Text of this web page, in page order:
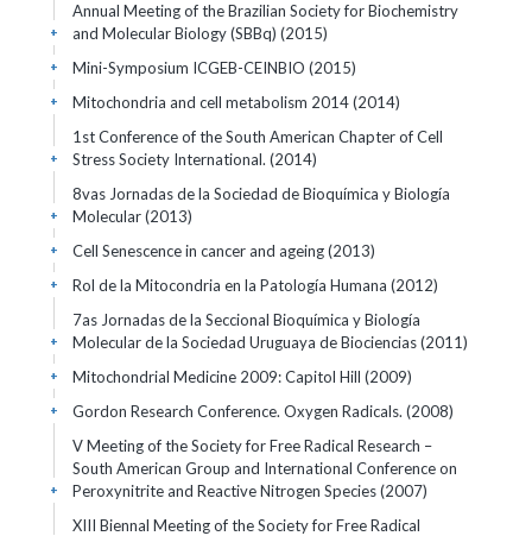
Annual Meeting of the Brazilian Society for Biochemistry
and Molecular Biology (SBBq) (2015)
+
Mini-Symposium ICGEB-CEINBIO (2015)
+
Mitochondria and cell metabolism 2014(2014)
+
1st Conference of the South American Chapter of Cell
Stress Society International. (2014)
+
8vas Jornadas de la Sociedad de Bioquímica y Biología
Molecular(2013)
+
Cell Senescence in cancer and ageing(2013)
+
Rol de la Mitocondria en la Patología Humana (2012)
+
7as Jornadas de la Seccional Bioquímica y Biología
Molecular de la Sociedad Uruguaya de Biociencias(2011)
+
Mitochondrial Medicine 2009: Capitol Hill (2009)
+
Gordon Research Conference. Oxygen Radicals. (2008)
+
V Meeting of the Society for Free Radical Research –
South American Group and International Conference on
Peroxynitrite and Reactive Nitrogen Species(2007)
+
XIII Biennal Meeting of the Society for Free Radical